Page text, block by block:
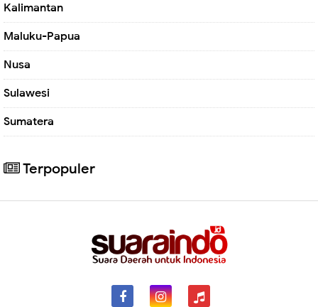
Kalimantan
Maluku-Papua
Nusa
Sulawesi
Sumatera
Terpopuler